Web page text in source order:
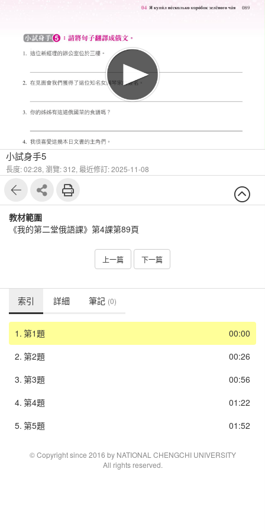
15
小試身手5
長度: 02:28, 瀏覽: 312, 最近修訂: 2025-11-08
教材範圍
《我的第二堂俄語課》第4課第89頁
上一篇 下一篇
索引 詳細 筆記 (0)
00:00
1. 第1題
00:26
2. 第2題
00:56
3. 第3題
01:22
4. 第4題
01:52
5. 第5題
© Copyright since 2016 by NATIONAL CHENGCHI UNIVERSITY
All rights reserved.